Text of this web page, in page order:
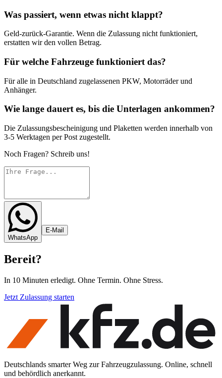
Was passiert, wenn etwas nicht klappt?
Geld-zurück-Garantie. Wenn die Zulassung nicht funktioniert,
erstatten wir den vollen Betrag.
Für welche Fahrzeuge funktioniert das?
Für alle in Deutschland zugelassenen PKW, Motorräder und
Anhänger.
Wie lange dauert es, bis die Unterlagen ankommen?
Die Zulassungsbescheinigung und Plaketten werden innerhalb von
3-5 Werktagen per Post zugestellt.
Noch Fragen? Schreib uns!
WhatsApp
E-Mail
Bereit?
In 10 Minuten erledigt. Ohne Termin. Ohne Stress.
Jetzt Zulassung starten
Deutschlands smarter Weg zur Fahrzeugzulassung. Online, schnell
und behördlich anerkannt.